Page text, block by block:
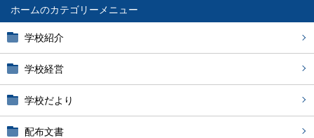
ホーム
学校紹介
学校経営
学校だより
配布文書